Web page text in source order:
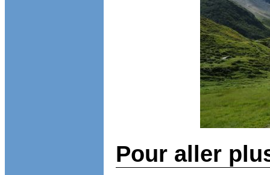
Pour aller